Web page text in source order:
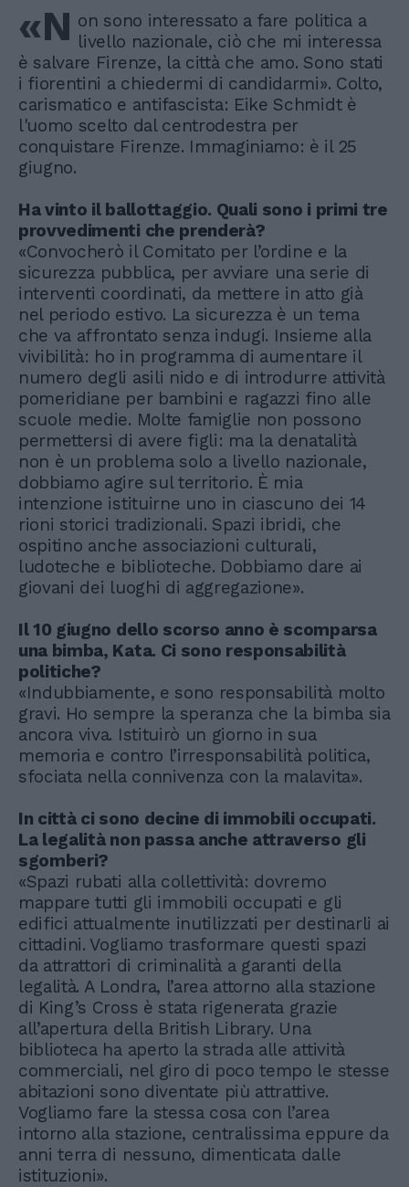
«N on sono interessato a fare politica a
livello nazionale, ciò che mi interessa
è salvare Firenze, la città che amo. Sono stati
i fiorentini a chiedermi di candidarmi». Colto,
carismatico e antifascista: Eike Schmidt è
l'uomo scelto dal centrodestra per
conquistare Firenze. Immaginiamo: è il 25
giugno.
Ha vinto il ballottaggio. Quali sono i primi tre
provvedimenti che prenderà?
«Convocherò il Comitato per l’ordine e la
sicurezza pubblica, per avviare una serie di
interventi coordinati, da mettere in atto già
nel periodo estivo. La sicurezza è un tema
che va affrontato senza indugi. Insieme alla
vivibilità: ho in programma di aumentare il
numero degli asili nido e di introdurre attività
pomeridiane per bambini e ragazzi fino alle
scuole medie. Molte famiglie non possono
permettersi di avere figli: ma la denatalità
non è un problema solo a livello nazionale,
dobbiamo agire sul territorio. È mia
intenzione istituirne uno in ciascuno dei 14
rioni storici tradizionali. Spazi ibridi, che
ospitino anche associazioni culturali,
ludoteche e biblioteche. Dobbiamo dare ai
giovani dei luoghi di aggregazione».
Il 10 giugno dello scorso anno è scomparsa
una bimba, Kata. Ci sono responsabilità
politiche?
«Indubbiamente, e sono responsabilità molto
gravi. Ho sempre la speranza che la bimba sia
ancora viva. Istituirò un giorno in sua
memoria e contro l’irresponsabilità politica,
sfociata nella connivenza con la malavita».
In città ci sono decine di immobili occupati.
La legalità non passa anche attraverso gli
sgomberi?
«Spazi rubati alla collettività: dovremo
mappare tutti gli immobili occupati e gli
edifici attualmente inutilizzati per destinarli ai
cittadini. Vogliamo trasformare questi spazi
da attrattori di criminalità a garanti della
legalità. A Londra, l’area attorno alla stazione
di King’s Cross è stata rigenerata grazie
all’apertura della British Library. Una
biblioteca ha aperto la strada alle attività
commerciali, nel giro di poco tempo le stesse
abitazioni sono diventate più attrattive.
Vogliamo fare la stessa cosa con l’area
intorno alla stazione, centralissima eppure da
anni terra di nessuno, dimenticata dalle
istituzioni».